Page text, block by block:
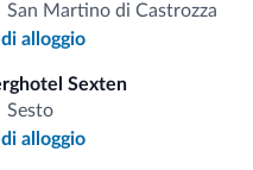
San Martino di Castrozza
alloggio
Sexten
Sesto
alloggio